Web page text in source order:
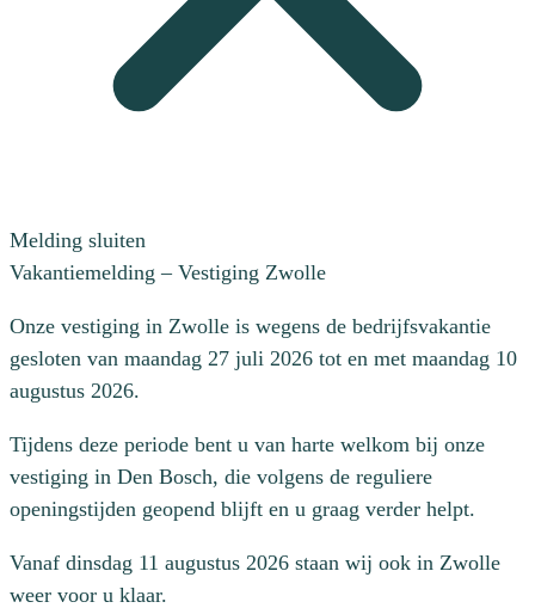
Melding sluiten
Vakantiemelding – Vestiging Zwolle
Onze vestiging in Zwolle is wegens de bedrijfsvakantie
gesloten van maandag 27 juli 2026 tot en met maandag 10
augustus 2026.
Tijdens deze periode bent u van harte welkom bij onze
vestiging in Den Bosch, die volgens de reguliere
openingstijden geopend blijft en u graag verder helpt.
Vanaf dinsdag 11 augustus 2026 staan wij ook in Zwolle
weer voor u klaar.